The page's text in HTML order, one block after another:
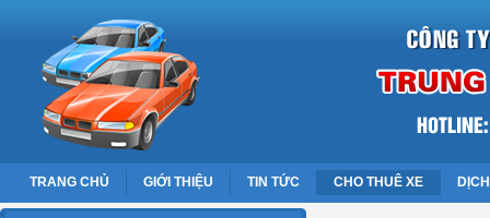
TRANG CHỦ GIỚI THIỆU TIN TỨC CHO THUÊ XE